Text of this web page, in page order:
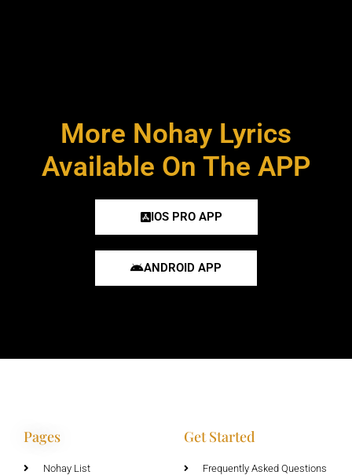
More Nohay Lyrics
Available On The APP
IOS PRO APP
ANDROID APP
Pages
Nohay List
Get Started
Frequently Asked Questions